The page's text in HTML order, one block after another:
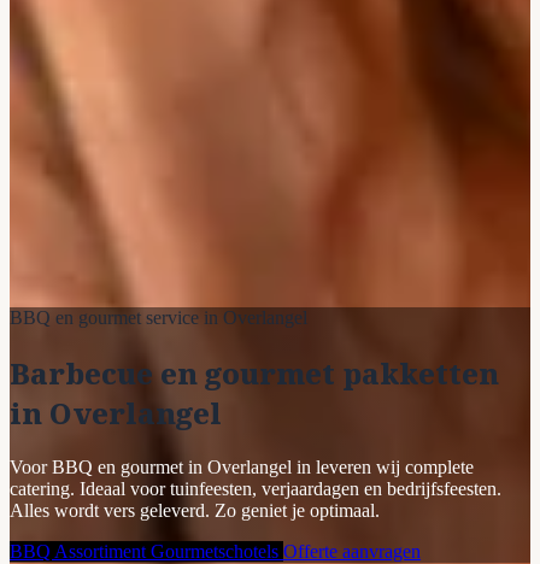
BBQ en gourmet service in Overlangel
Barbecue en gourmet pakketten
in Overlangel
Voor BBQ en gourmet in Overlangel in leveren wij complete
catering. Ideaal voor tuinfeesten, verjaardagen en bedrijfsfeesten.
Alles wordt vers geleverd. Zo geniet je optimaal.
BBQ Assortiment Gourmetschotels Offerte aanvragen